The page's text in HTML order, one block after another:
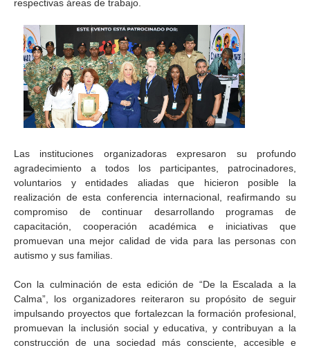
respectivas áreas de trabajo.
Las instituciones organizadoras expresaron su profundo
agradecimiento a todos los participantes, patrocinadores,
voluntarios y entidades aliadas que hicieron posible la
realización de esta conferencia internacional, reafirmando su
compromiso de continuar desarrollando programas de
capacitación, cooperación académica e iniciativas que
promuevan una mejor calidad de vida para las personas con
autismo y sus familias.
Con la culminación de esta edición de “De la Escalada a la
Calma”, los organizadores reiteraron su propósito de seguir
impulsando proyectos que fortalezcan la formación profesional,
promuevan la inclusión social y educativa, y contribuyan a la
construcción de una sociedad más consciente, accesible e